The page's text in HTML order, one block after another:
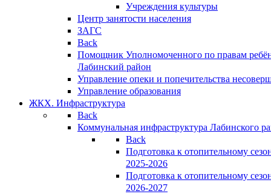
Учреждения культуры
Центр занятости населения
ЗАГС
Back
Помощник Уполномоченного по правам
Лабинский район
Управление опеки и попечительства
Управление образования
ЖКХ. Инфраструктура
Back
Коммунальная инфраструктура Лабинского
Back
Подготовка к отопительному
2025-2026
Подготовка к отопительному
2026-2027